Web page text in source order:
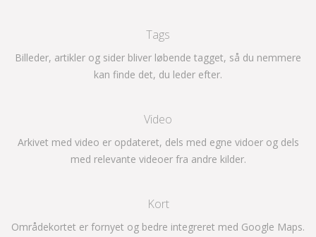
Tags
Billeder, artikler og sider bliver løbende tagget, så du nemmere
kan finde det, du leder efter.
Video
Arkivet med video er opdateret, dels med egne vidoer og dels
med relevante videoer fra andre kilder.
Kort
Områdekortet er fornyet og bedre integreret med Google Maps.